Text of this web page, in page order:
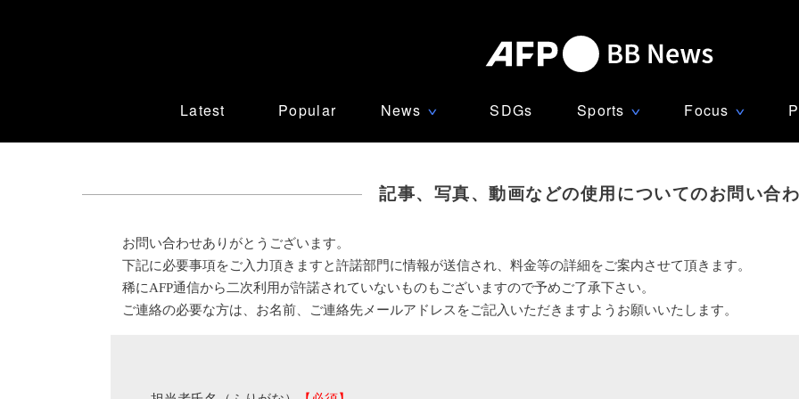
Latest Popular News ∨ SDGs Sports ∨ Focus ∨
記事、写真、動画などの使用についてのお問い合
お問い合わせありがとうございます。
下記に必要事項をご入力頂きますと許諾部門に情報が送信され、料金等の詳細をご案内させて頂きます。
稀にAFP通信から二次利用が許諾されていないものもございますので予めご了承下さい。
ご連絡の必要な方は、お名前、ご連絡先メールアドレスをご記入いただきますようお願いいたします。